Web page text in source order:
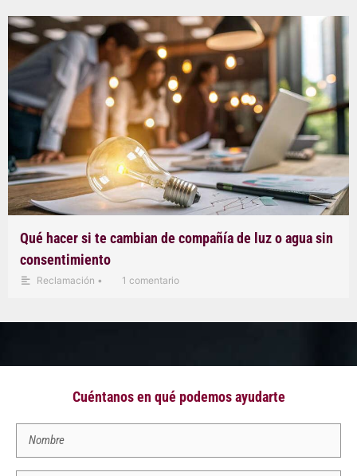
Qué hacer si te cambian de compañía de luz o agua sin
consentimiento
Reclamación • 1 comentario
Cuéntanos en qué podemos ayudarte